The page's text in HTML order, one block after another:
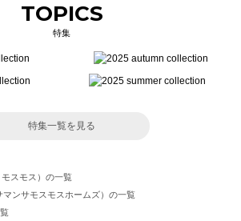
TOPICS
特集
特集一覧を見る
スモス）の一覧
ンサモスモスホームズ）の一覧